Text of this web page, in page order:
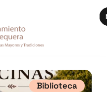
Biblioteca